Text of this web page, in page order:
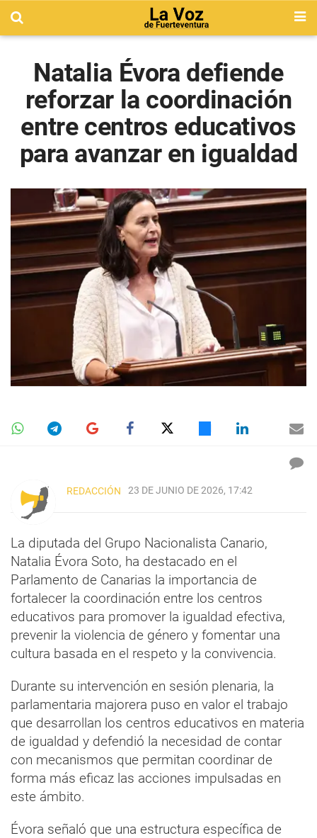
Natalia Évora defiende
reforzar la coordinación
entre centros educativos
para avanzar en igualdad
REDACCIÓN 23 DE JUNIO DE 2026, 17:42
La diputada del Grupo Nacionalista Canario,
Natalia Évora Soto, ha destacado en el
Parlamento de Canarias la importancia de
fortalecer la coordinación entre los centros
educativos para promover la igualdad efectiva,
prevenir la violencia de género y fomentar una
cultura basada en el respeto y la convivencia.
Durante su intervención en sesión plenaria, la
parlamentaria majorera puso en valor el trabajo
que desarrollan los centros educativos en materia
de igualdad y defendió la necesidad de contar
con mecanismos que permitan coordinar de
forma más eficaz las acciones impulsadas en
este ámbito.
Évora señaló que una estructura específica de